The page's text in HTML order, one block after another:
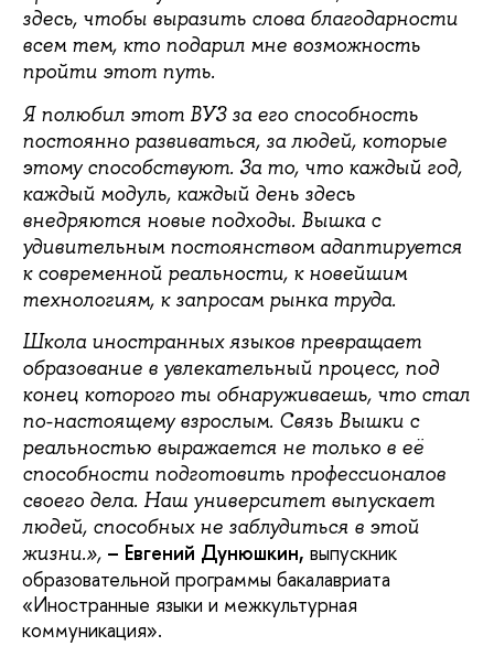
здесь, чтобы выразить слова благодарности
всем тем, кто подарил мне возможность
пройти этот путь.
Я полюбил этот ВУЗ за его способность
постоянно развиваться, за людей, которые
этому способствуют. За то, что каждый год,
каждый модуль, каждый день здесь
внедряются новые подходы. Вышка с
удивительным постоянством адаптируется
к современной реальности, к новейшим
технологиям, к запросам рынка труда.
Школа иностранных языков превращает
образование в увлекательный процесс, под
конец которого ты обнаруживаешь, что стал
по-настоящему взрослым. Связь Вышки с
реальностью выражается не только в её
способности подготовить профессионалов
своего дела. Наш университет выпускает
людей, способных не заблудиться в этой
жизни.», – Евгений Дунюшкин, выпускник
образовательной программы бакалавриата
«Иностранные языки и межкультурная
коммуникация».